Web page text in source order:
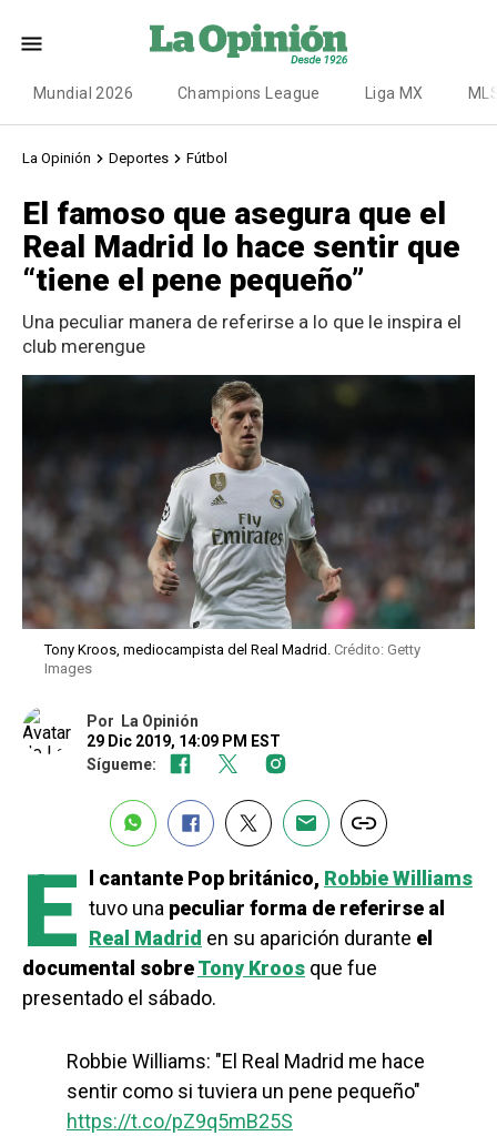
Mundial 2026 Champions League Liga MX
La Opinión Deportes Fútbol
El famoso que asegura que el
Real Madrid lo hace sentir que
“tiene el pene pequeño”
Una peculiar manera de referirse a lo que le inspira el
club merengue
Tony Kroos, mediocampista del Real Madrid. Crédito: Getty
Images
Por
La Opinión
29 Dic 2019, 14:09 PM EST
Sígueme:
E l cantante Pop británico, Robbie Williams
tuvo una peculiar forma de referirse al
Real Madrid en su aparición durante el
documental sobreTony Kroos que fue
presentado el sábado.
Robbie Williams: "El Real Madrid me hace
sentir como si tuviera un pene pequeño"
https://t.co/pZ9q5mB25S